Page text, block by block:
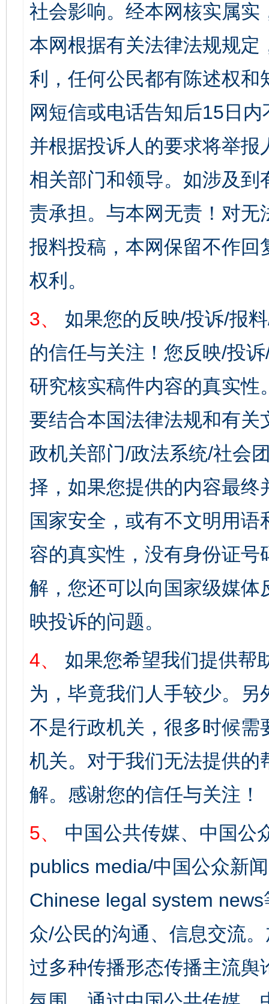
社会影响。经本网核实属
本网根据有关法律法规规
利，任何公民都有陈述权
网短信或电话告知后15日
并根据投诉人的要求将举
相关部门和领导。如涉及
责承担。与本网无责！对
报料投稿，本网保留不作
权利。
3、
如果您的反映/投诉/报
的信任与关注！您反映/投
研究核实稿件内容的真实
要结合本国法律法规和有关
政机关部门/政法系统/社会
择，如果您提供的内容最
国家安全，或有不文明用
容的真实性，没有身份证
解，您还可以向国家级媒
映投诉的问题。
4、
如果您希望我们提供帮
为，毕竟我们人手较少。
不是行政机关，很多时候
机关。对于我们无法提供
解。感谢您的信任与关注！
5、
中国公共传媒、中国公
publics media/中国公众新
Chinese legal system
众/公民的沟通、信息交流
过多种传播形态传播主流